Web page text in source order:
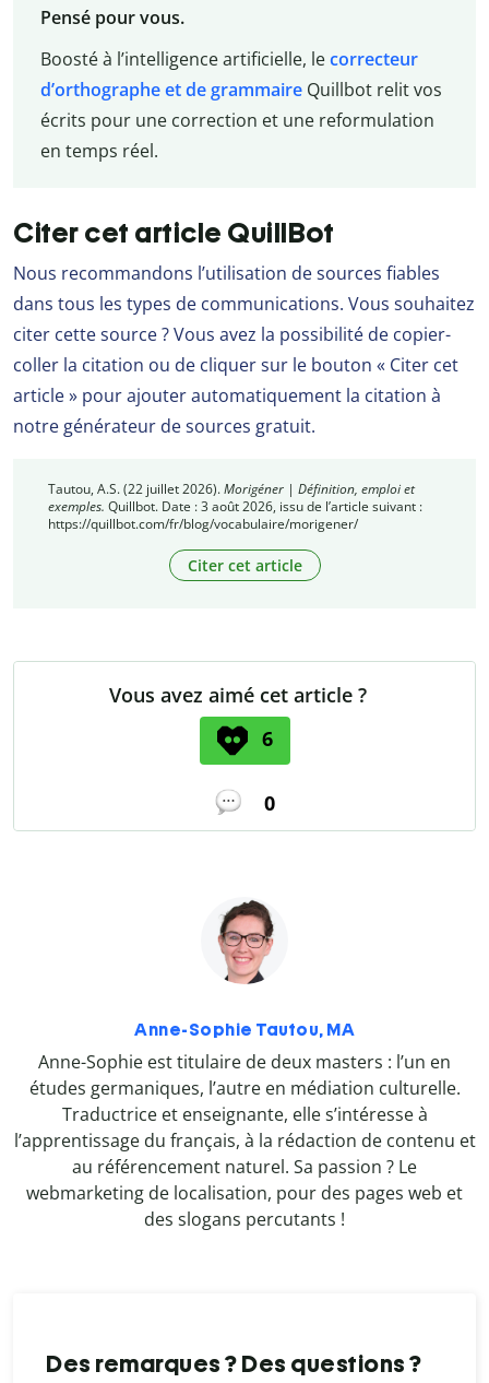
Pensé pour vous.
Boosté à l’intelligence artificielle, lecorrecteur
d’orthographe et de grammaireQuillbot relit vos
écrits pour une correction et une reformulation
en temps réel.
Citer cet article QuillBot
Nous recommandons l’utilisation de sources fiables
dans tous les types de communications. Vous souhaitez
citer cette source ? Vous avez la possibilité de copier-
coller la citation ou de cliquer sur le bouton « Citer cet
article » pour ajouter automatiquement la citation à
notre générateur de sources gratuit.
Tautou, A.S. (22 juillet 2026).Morigéner | Définition, emploi et
exemples. Quillbot. Date : 3 août 2026, issu de l’article suivant :
https://quillbot.com/fr/blog/vocabulaire/morigener/
Citer cet article
Vous avez aimé cet article ?
6
0
Anne-Sophie Tautou, MA
Anne-Sophie est titulaire de deux masters : l’un en
études germaniques, l’autre en médiation culturelle.
Traductrice et enseignante, elle s’intéresse à
l’apprentissage du français, à la rédaction de contenu et
au référencement naturel. Sa passion ? Le
webmarketing de localisation, pour des pages web et
des slogans percutants !
Des remarques ? Des questions ?